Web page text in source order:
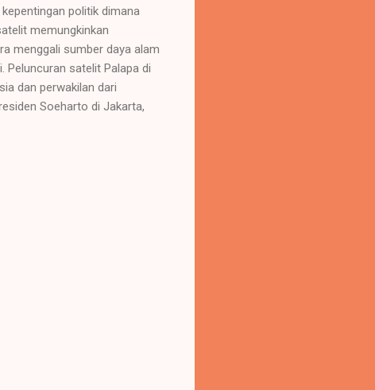
politik dimana
memungkinkan
menggali sumber daya alam
Peluncuran satelit Palapa di
dan perwakilan dari
Soeharto di Jakarta,